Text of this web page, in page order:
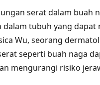
serat dalam buah
tubuh yang dapat
Wu, seorang
seperti buah naga
mengurangi risiko